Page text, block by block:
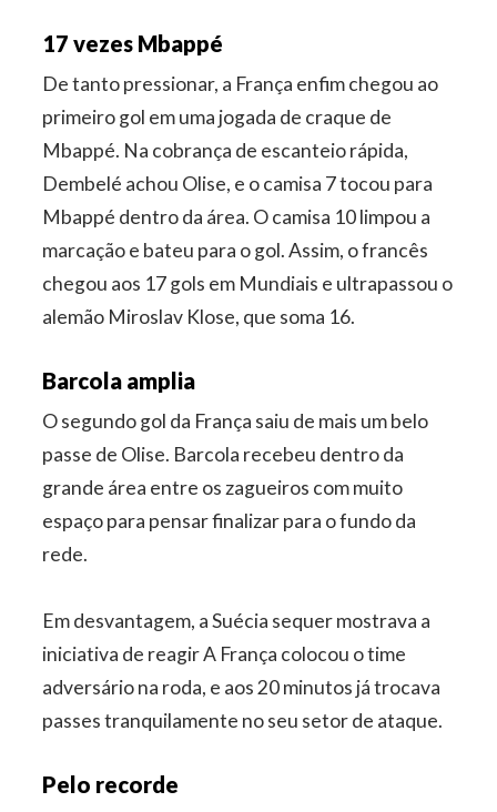
17 vezes Mbappé
De tanto pressionar, a França enfim chegou ao
primeiro gol em uma jogada de craque de
Mbappé. Na cobrança de escanteio rápida,
Dembelé achou Olise, e o camisa 7 tocou para
Mbappé dentro da área. O camisa 10 limpou a
marcação e bateu para o gol. Assim, o francês
chegou aos 17 gols em Mundiais e ultrapassou o
alemão Miroslav Klose, que soma 16.
Barcola amplia
O segundo gol da França saiu de mais um belo
passe de Olise. Barcola recebeu dentro da
grande área entre os zagueiros com muito
espaço para pensar finalizar para o fundo da
rede.
Em desvantagem, a Suécia sequer mostrava a
iniciativa de reagir A França colocou o time
adversário na roda, e aos 20 minutos já trocava
passes tranquilamente no seu setor de ataque.
Pelo recorde